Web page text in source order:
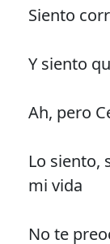
Siento
Y siento
Ah, pero
Lo siento,
mi vida
No te